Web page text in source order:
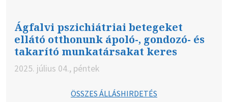
Ágfalvi pszichiátriai betegeket
ellátó otthonunk ápoló-, gondozó- és
takarító munkatársakat keres
2025. július 04., péntek
ÖSSZES ÁLLÁSHIRDETÉS